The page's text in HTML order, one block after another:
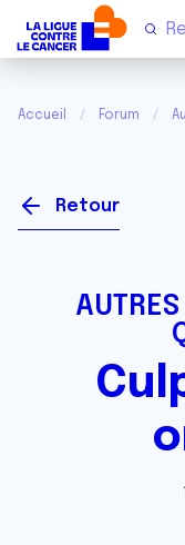
Accueil Forum
Retour